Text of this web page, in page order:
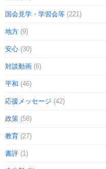
国会見学・学習会等 (221)
地方 (9)
安心 (30)
対談動画 (6)
平和 (46)
応援メッセージ (42)
政策 (58)
教育 (27)
書評 (1)